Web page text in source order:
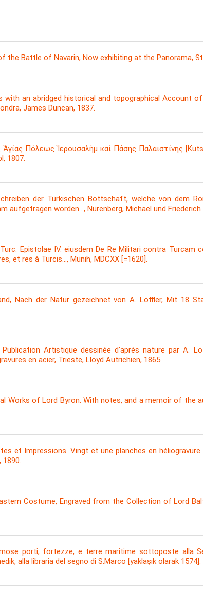
the Battle of Navarin, Now exhibiting at the Panorama,
with an abridged historical and topographical
James Duncan, 1837.
Πόλεως Ἱερουσαλὴμ καὶ Πάσης Παλαιστίνης
1807.
der Türkischen Bottschaft, welche von dem
aufgetragen worden..., Nürenberg, Michael und Friederich
Turc. Epistolae IV. eiusdem De Re Militari contra Turcam
et res à Turcis..., Münih, MDCXX [=1620].
Nach der Natur gezeichnet von A. Löffler, Mit 18
Publication Artistique dessinée d'après nature par A.
en acier, Trieste, Lloyd Autrichien, 1865.
Works of Lord Byron. With notes, and a memoir of the
et Impressions. Vingt et une planches en
1890.
Costume, Engraved from the Collection of Lord
porti, fortezze, e terre maritime sottoposte alla
alla libraria del segno di S.Marco [yaklaşık olarak 1574].